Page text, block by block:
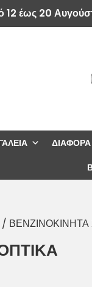
12 έως 20
ΔΙΆΦΟΡΑ
/